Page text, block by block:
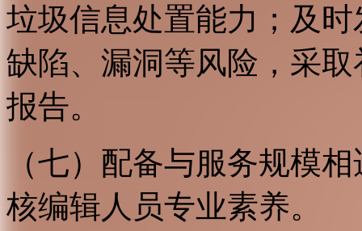
垃圾信息处置能力；及
缺陷、漏洞等风险，采
报告。
（七）配备与服务规模
核编辑人员专业素养。